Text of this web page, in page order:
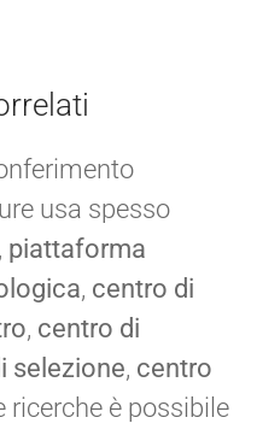
usa spesso
, piattaforma
, centro di
, centro di
selezione, centro
ricerche è possibile